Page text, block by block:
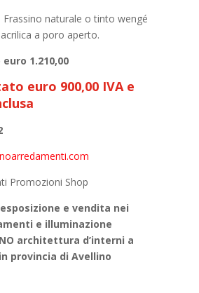
Frassino naturale o tinto wengé
a poro aperto.
1.210,00
euro 900,00 IVA e
Promozioni Shop
e vendita nei
e illuminazione
architettura d’interni a
provincia di Avellino